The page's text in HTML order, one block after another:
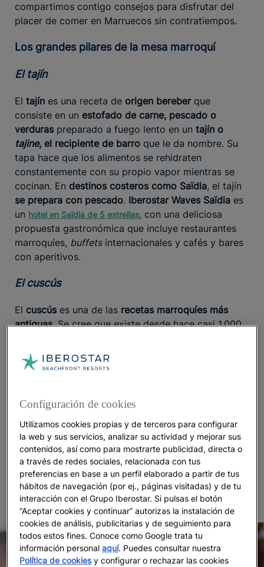
compartimos contigo consejos para disfrutar del
placer de comer en Marruecos sin contratiempos.
Los grandes pilares de la mesa marroquí
El tajín
El tajín es una receta de origen bereberque
consiste en un estofado de carne, pescado o
verduras preparado a fuego lento en un tajín o
tajine, el recipiente de barro que le da nombre. Su
tapa hace que los alimentos se rehidraten
constantemente con su propio vapor mientras se
cocinan. En destinos costeros como Saïdia, el tajín
se prepara con pescado. Iberostar Waves Saïdia es
un hotel en Saïdia de 5 estrellas, con una deliciosa
propuesta gastronómica que incluye restaurantes
marroquíes, buffetsinternacionales y cafés y bares
con aperitivos.
El cuscús
El cuscús es una de las recetas marroquíes más
antiguas. Se cree que existe desde hace casi 1.000
festivas como una guarnición para el estofado o
como plato principal. A una base de
con ciruelas y el vegetal, que lleva pasas y especias
como el comino. Elcuscús de siete verdurases un
clásico deAgadir. Si buscashotel en Agadirpara
saborear lo mejor de su cocina, enIberostar Waves
Founty Beachpodrás hacerlo con la tranquilidad de
unTodo Incluido en primera línea de playa.
Configuración de cookies
Utilizamos cookies propias y de terceros para configurar
la web y sus servicios, analizar su actividad y mejorar sus
contenidos, así como para mostrarte publicidad, directa o
a través de redes sociales, relacionada con tus
preferencias en base a un perfil elaborado a partir de tus
hábitos de navegación (por ej., páginas visitadas) y de tu
interacción con el Grupo Iberostar. Si pulsas el botón
“Aceptar cookies y continuar” autorizas la instalación de
cookies de análisis, publicitarias y de seguimiento para
todos estos fines. Conoce como Google trata tu
información personalaquí. Puedes consultar nuestra
Política de cookiesy configurar o rechazar las cookies